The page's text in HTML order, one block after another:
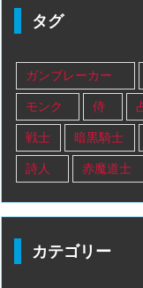
タグ
ガンブレーカー
モンク 侍
戦士 暗黒騎士
詩人 赤魔道士
カテゴリー